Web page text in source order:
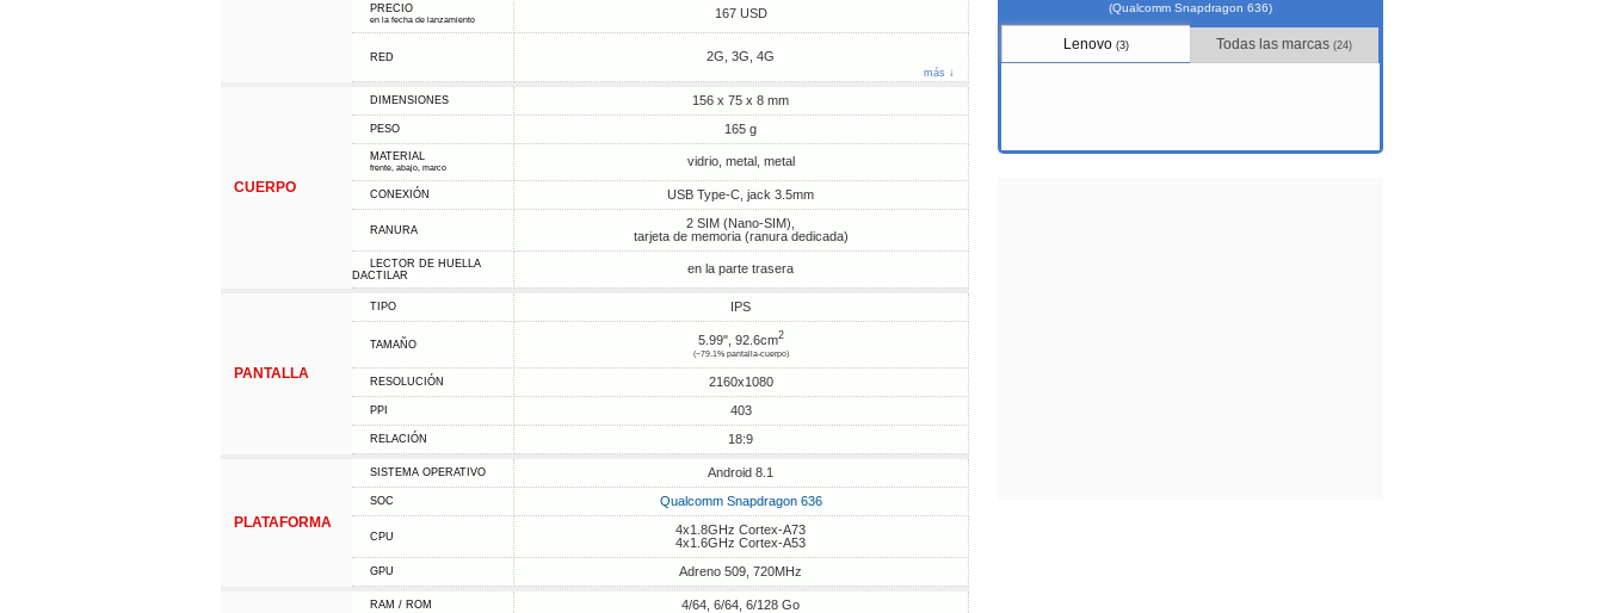
PRECIO
en la fecha de lanzamiento 167 USD
RED 2G, 3G, 4G
más ↓
CUERPO
DIMENSIONES 156 x 75 x 8 mm
PESO 165 g
MATERIAL
frente, abajo, marco vidrio, metal, metal
CONEXIÓN USB Type-C, jack 3.5mm
RANURA
2 SIM (Nano-SIM),
tarjeta de memoria (ranura dedicada)
LECTOR DE HUELLA
DACTILAR
en la parte trasera
PANTALLA
TIPO IPS
TAMAÑO 5.99", 92.6cm2
(~79.1% pantalla-cuerpo)
RESOLUCIÓN 2160x1080
PPI 403
RELACIÓN 18:9
PLATAFORMA
SISTEMA OPERATIVO Android 8.1
SOC Qualcomm Snapdragon 636
CPU
4x1.8GHz Cortex-A73
4x1.6GHz Cortex-A53
GPU Adreno 509, 720MHz
RAM / ROM 4/64, 6/64, 6/128 Go
(Qualcomm Snapdragon 636)
Lenovo (3) Todas las marcas(24)